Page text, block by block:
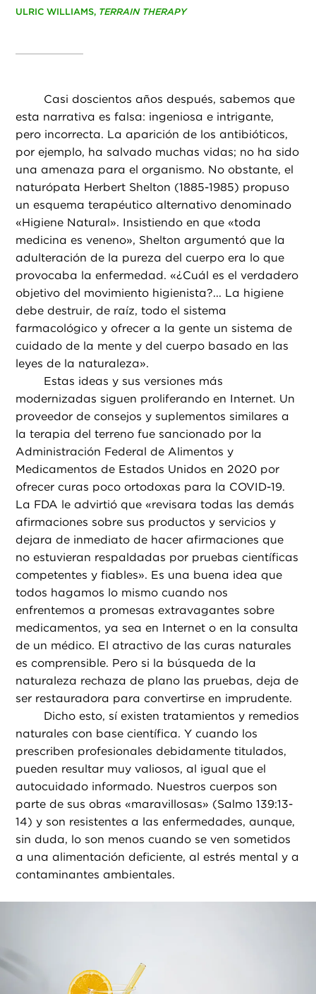
ULRIC WILLIAMS, TERRAIN THERAPY
Casi doscientos años después, sabemos que
esta narrativa es falsa: ingeniosa e intrigante,
pero incorrecta. La aparición de los antibióticos,
por ejemplo, ha salvado muchas vidas; no ha sido
una amenaza para el organismo. No obstante, el
naturópata Herbert Shelton (1885-1985) propuso
un esquema terapéutico alternativo denominado
«Higiene Natural». Insistiendo en que «toda
medicina es veneno», Shelton argumentó que la
adulteración de la pureza del cuerpo era lo que
provocaba la enfermedad. «¿Cuál es el verdadero
objetivo del movimiento higienista?... La higiene
debe destruir, de raíz, todo el sistema
farmacológico y ofrecer a la gente un sistema de
cuidado de la mente y del cuerpo basado en las
leyes de la naturaleza».
Estas ideas y sus versiones más
modernizadas siguen proliferando en Internet. Un
proveedor de consejos y suplementos similares a
la terapia del terreno fue sancionado por la
Administración Federal de Alimentos y
Medicamentos de Estados Unidos en 2020 por
ofrecer curas poco ortodoxas para la COVID-19.
La FDA le advirtió que «revisara todas las demás
afirmaciones sobre sus productos y servicios y
dejara de inmediato de hacer afirmaciones que
no estuvieran respaldadas por pruebas científicas
competentes y fiables». Es una buena idea que
todos hagamos lo mismo cuando nos
enfrentemos a promesas extravagantes sobre
medicamentos, ya sea en Internet o en la consulta
de un médico. El atractivo de las curas naturales
es comprensible. Pero si la búsqueda de la
naturaleza rechaza de plano las pruebas, deja de
ser restauradora para convertirse en imprudente.
Dicho esto, sí existen tratamientos y remedios
naturales con base científica. Y cuando los
prescriben profesionales debidamente titulados,
pueden resultar muy valiosos, al igual que el
autocuidado informado. Nuestros cuerpos son
parte de sus obras «maravillosas» (Salmo 139:13-
14) y son resistentes a las enfermedades, aunque,
sin duda, lo son menos cuando se ven sometidos
a una alimentación deficiente, al estrés mental y a
contaminantes ambientales.